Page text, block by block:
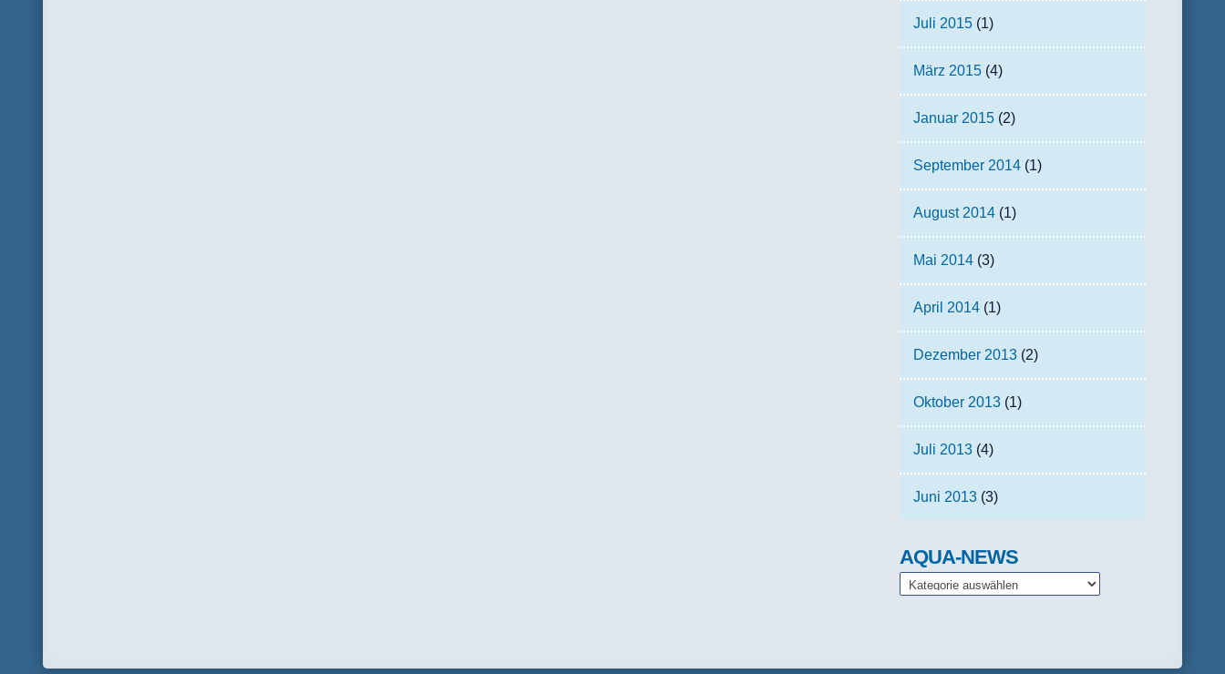
Juli 2015 (1)
März 2015 (4)
Januar 2015 (2)
September 2014 (1)
August 2014 (1)
Mai 2014 (3)
April 2014 (1)
Dezember 2013 (2)
Oktober 2013 (1)
Juli 2013 (4)
Juni 2013 (3)
AQUA-NEWS
AQUA-
NEWS